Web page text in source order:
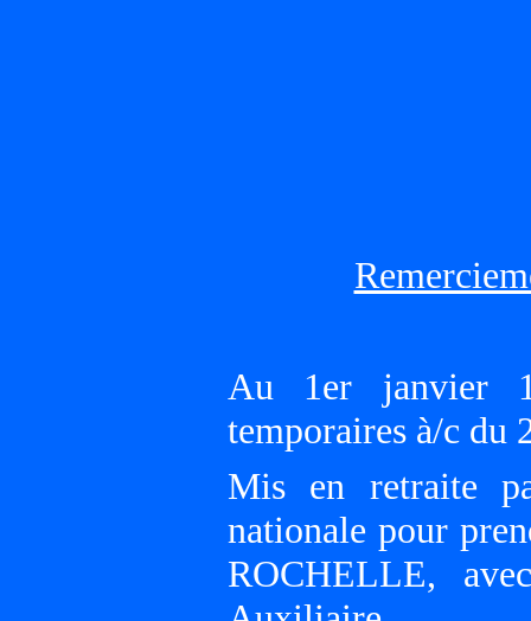
Au 1er janvier
temporaires à/c du
Mis en retraite
nationale pour
ROCHELLE,